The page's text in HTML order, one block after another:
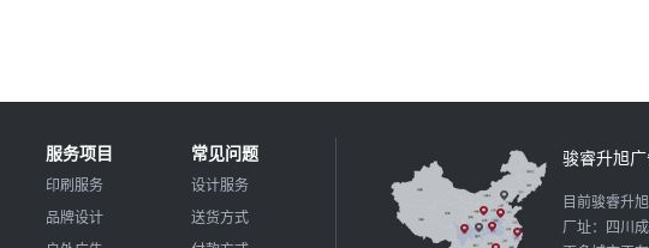
服务项目
印刷服务
品牌设计
常见问题
设计服务
送货方式
骏睿升旭
目前骏睿升
厂址：四川